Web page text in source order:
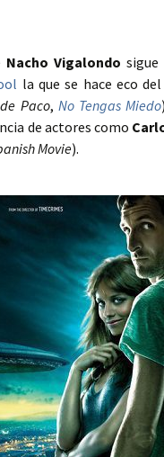
Nacho Vigalondo
la que se hace eco
Paco, No Tengas Miedo
de actores como
Movie).